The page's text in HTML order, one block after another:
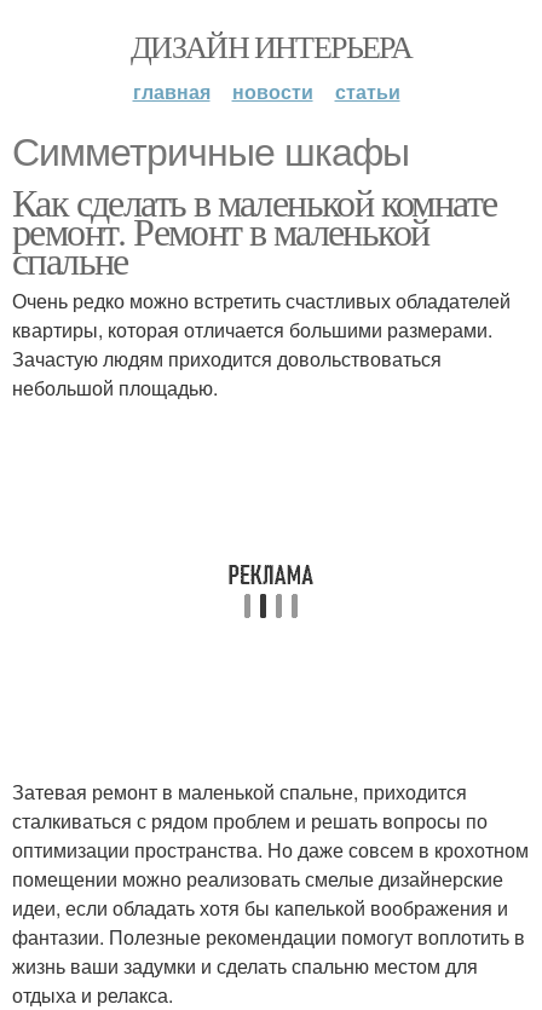
ДИЗАЙН ИНТЕРЬЕРА
главная новости статьи
Симметричные шкафы
Как сделать в маленькой комнате
ремонт. Ремонт в маленькой
спальне
Очень редко можно встретить счастливых обладателей
квартиры, которая отличается большими размерами.
Зачастую людям приходится довольствоваться
небольшой площадью.
Затевая ремонт в маленькой спальне, приходится
сталкиваться с рядом проблем и решать вопросы по
оптимизации пространства. Но даже совсем в крохотном
помещении можно реализовать смелые дизайнерские
идеи, если обладать хотя бы капелькой воображения и
фантазии. Полезные рекомендации помогут воплотить в
жизнь ваши задумки и сделать спальню местом для
отдыха и релакса.